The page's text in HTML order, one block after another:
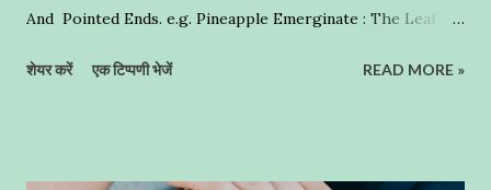
And Pointed Ends. e.g. Pineapple Emerginate : The Leaf
Kumar Humbles.in
शेयर करें एक टिप्पणी भेजें READ MORE »